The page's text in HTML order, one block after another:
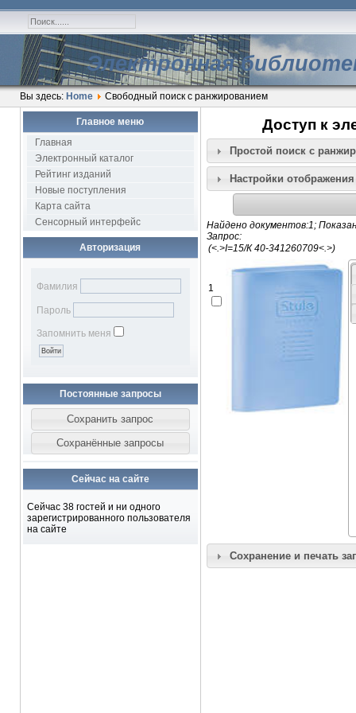
Электронная
Вы здесь: Home Свободный поиск с ранжированием
Главное меню
Главная
Электронный каталог
Рейтинг изданий
Новые поступления
Карта сайта
Сенсорный интерфейс
Авторизация
Фамилия
Пароль
Запомнить меня
Постоянные запросы
Сейчас на сайте
Сейчас 38 гостей и ни одного
зарегистрированного пользователя
на сайте
Доступ к
Простой поиск c
Настройки отображения
Найдено документов:1;
Запрос:
1
Сохранение и печать